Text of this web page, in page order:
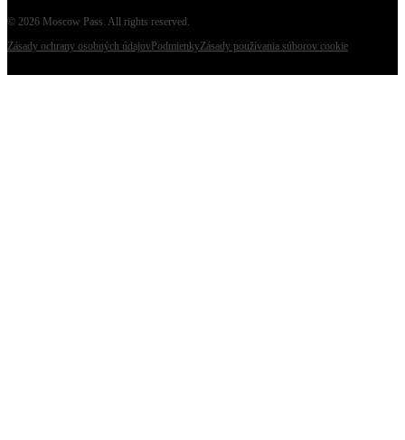
© 2026 Moscow Pass . All rights reserved.
Zásady ochrany osobných údajovPodmienkyZásady používania súborov cookie